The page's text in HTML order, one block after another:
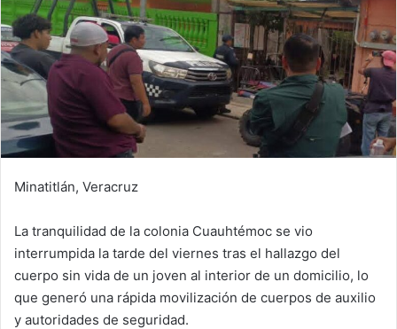
Minatitlán, Veracruz
La tranquilidad de la colonia Cuauhtémoc se vio
interrumpida la tarde del viernes tras el hallazgo del
cuerpo sin vida de un joven al interior de un domicilio, lo
que generó una rápida movilización de cuerpos de auxilio
y autoridades de seguridad.